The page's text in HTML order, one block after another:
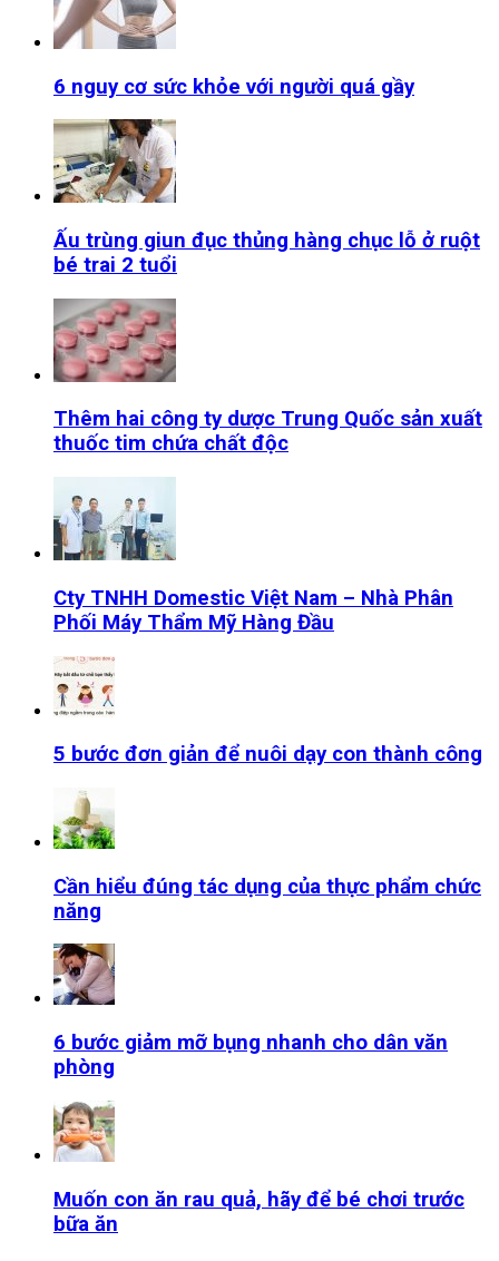
6 nguy cơ sức khỏe với người quá gầy
Ấu trùng giun đục thủng hàng chục lỗ ở ruột
bé trai 2 tuổi
Thêm hai công ty dược Trung Quốc sản xuất
thuốc tim chứa chất độc
Cty TNHH Domestic Việt Nam – Nhà Phân
Phối Máy Thẩm Mỹ Hàng Đầu
5 bước đơn giản để nuôi dạy con thành công
Cần hiểu đúng tác dụng của thực phẩm chức
năng
6 bước giảm mỡ bụng nhanh cho dân văn
phòng
Muốn con ăn rau quả, hãy để bé chơi trước
bữa ăn